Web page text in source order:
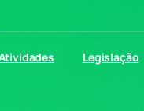
Legislação